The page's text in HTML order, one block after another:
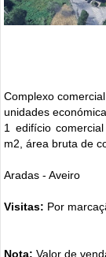
Complexo
unidades
1 edifício
m2, área bruta de
Aradas - Aveiro
Visitas: Por
Nota:Valor de